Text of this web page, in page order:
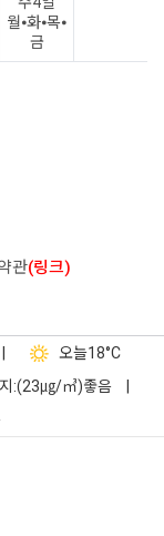
월⦁화⦁목⦁
금
관(링크)
오늘18°C
:(23㎍/㎥)좋음